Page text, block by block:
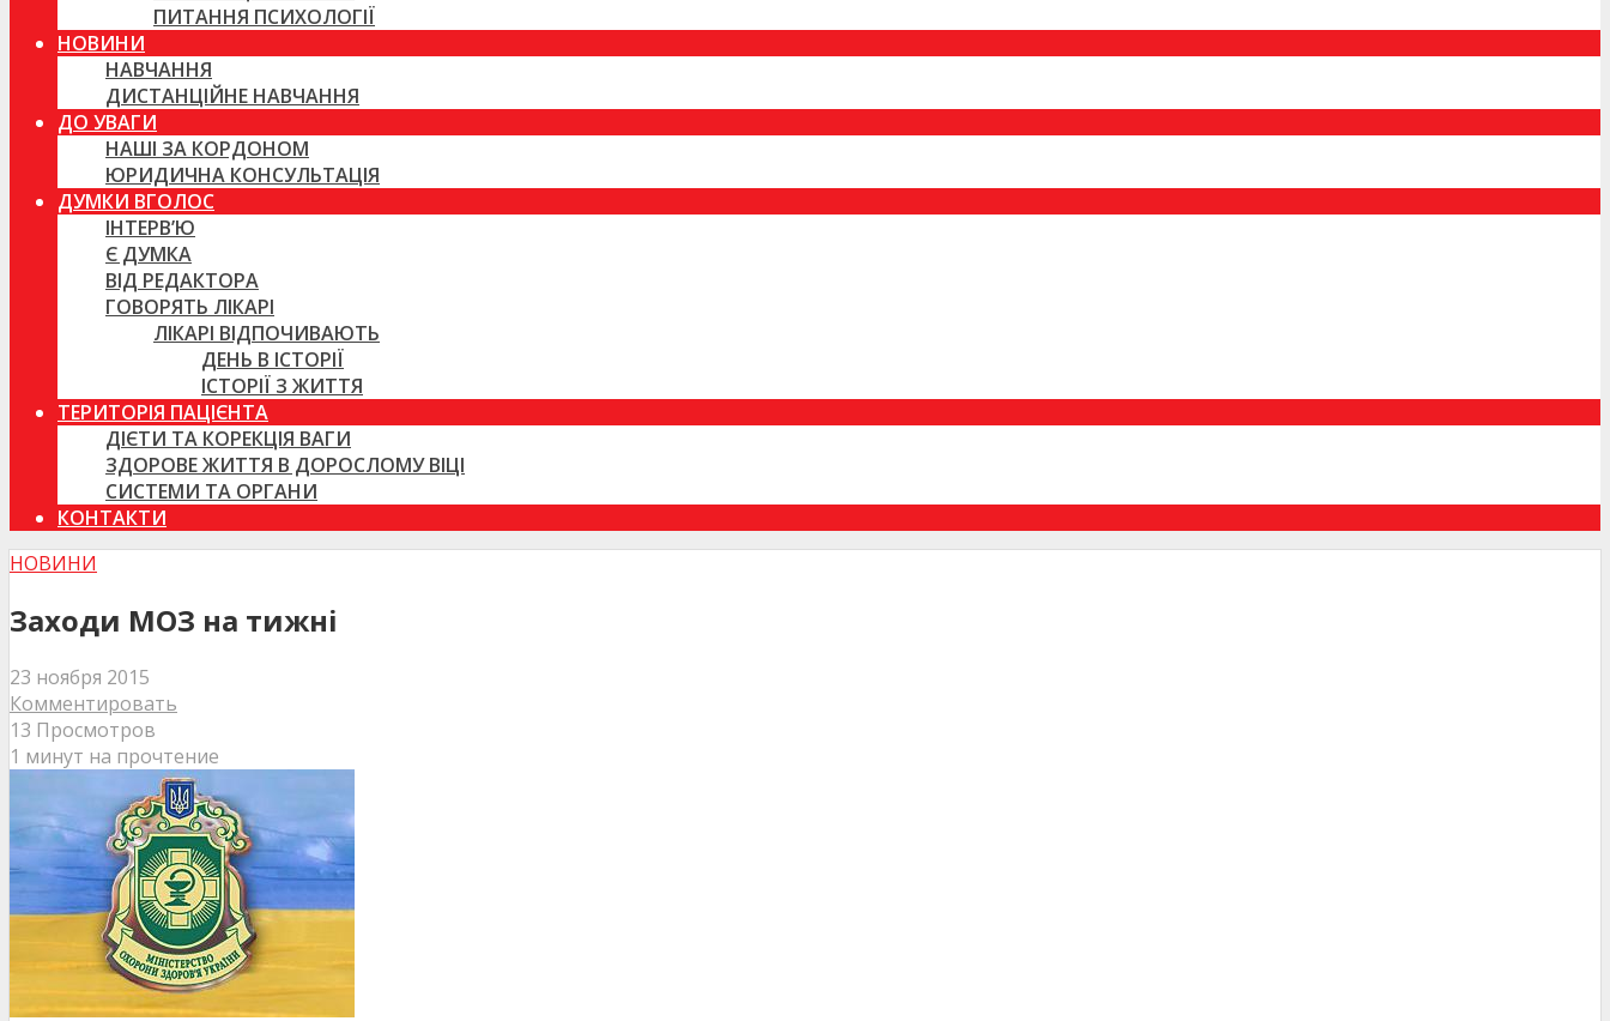
ПИТАННЯ ПСИХОЛОГІЇ
НОВИНИ
НАВЧАННЯ
ДИСТАНЦІЙНЕ НАВЧАННЯ
ДО УВАГИ
НАШІ ЗА КОРДОНОМ
ЮРИДИЧНА КОНСУЛЬТАЦІЯ
ДУМКИ ВГОЛОС
ІНТЕРВ’Ю
Є ДУМКА
ВІД РЕДАКТОРА
ГОВОРЯТЬ ЛІКАРІ
ЛІКАРІ ВІДПОЧИВАЮТЬ
ДЕНЬ В ІСТОРІЇ
ІСТОРІЇ З ЖИТТЯ
ТЕРИТОРІЯ ПАЦІЄНТА
ДІЄТИ ТА КОРЕКЦІЯ ВАГИ
ЗДОРОВЕ ЖИТТЯ В ДОРОСЛОМУ ВІЦІ
СИСТЕМИ ТА ОРГАНИ
КОНТАКТИ
НОВИНИ
Заходи МОЗ на тижні
23 ноября 2015
Комментировать
13 Просмотров
1 минут на прочтение